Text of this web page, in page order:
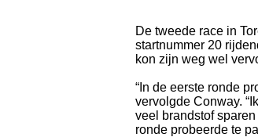
De tweede race in
startnummer 20
kon zijn weg wel
“In de eerste ronde
vervolgde Conway.
veel brandstof
ronde probeerde te